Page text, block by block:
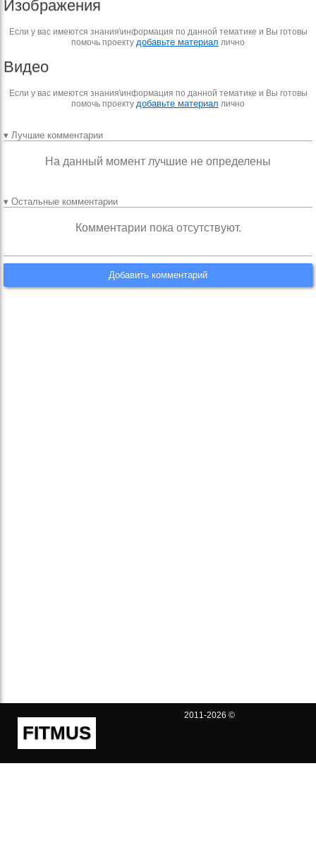
Изображения
Если у вас имеются знания\информация по данной тематике и Вы готовы
помочь проекту добавьте материал лично
Видео
Если у вас имеются знания\информация по данной тематике и Вы готовы
помочь проекту добавьте материал лично
▾ Лучшие комментарии
На данный момент лучшие не определены
▾ Остальные комментарии
Комментарии пока отсутствуют.
Добавить комментарий
FITMUS
2011-2026 ©